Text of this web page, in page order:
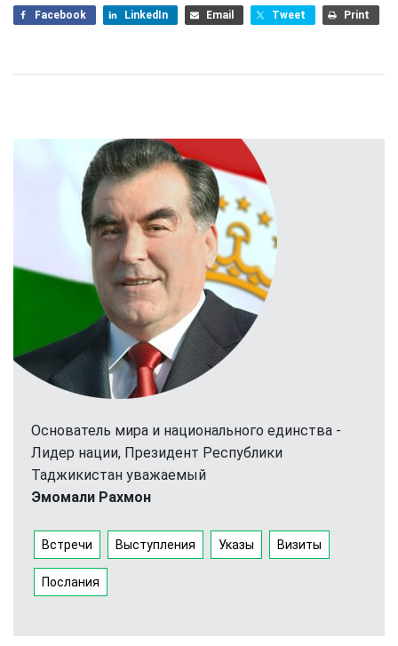
Facebook LinkedIn Email Tweet Print
Основатель мира и национального единства -
Лидер нации, Президент Республики
Таджикистан уважаемый
Эмомали Рахмон
Встречи Выступления Указы Визиты
Послания